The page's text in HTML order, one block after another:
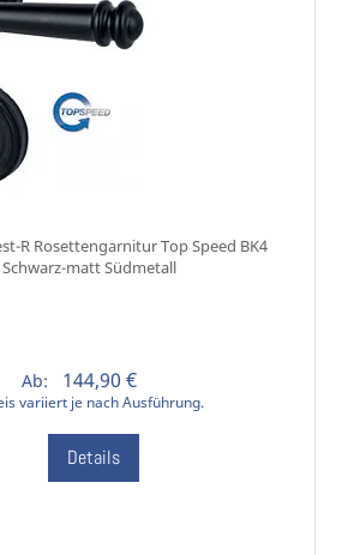
R Rosettengarnitur Top Speed BK4
Schwarz-matt Südmetall
Ab: 144,90 €
variiert je nach Ausführung.
Details